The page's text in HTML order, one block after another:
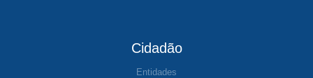
Cidadão
Entidades